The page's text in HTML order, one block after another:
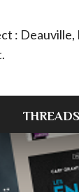
: Deauville,
THREADS